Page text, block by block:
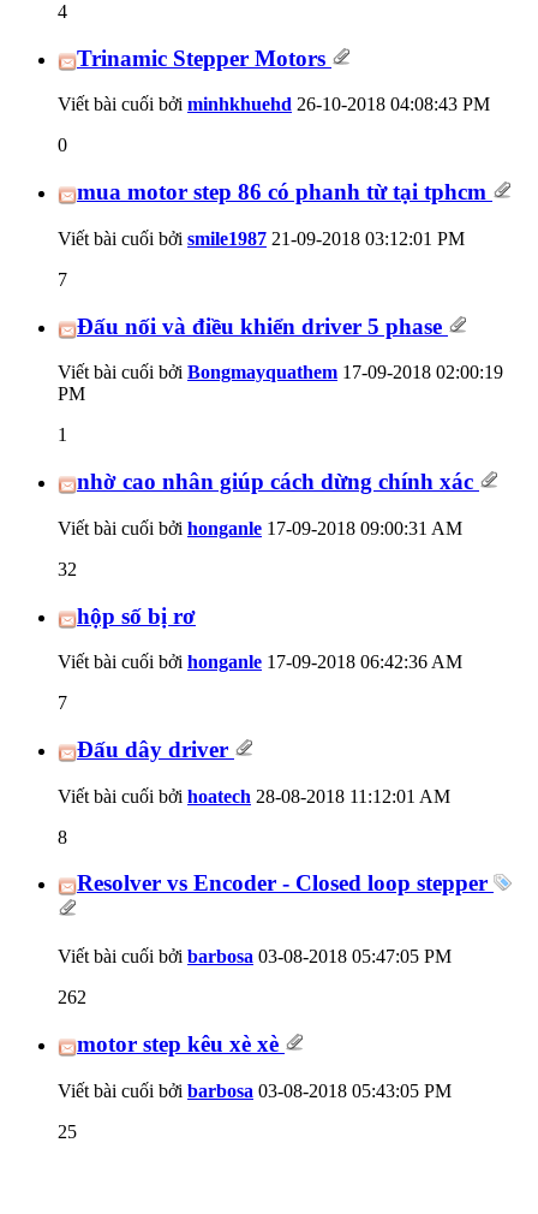
4
Trinamic Stepper Motors
Viết bài cuối bởi minhkhuehd 26-10-2018 04:08:43 PM
0
mua motor step 86 có phanh từ tại tphcm
Viết bài cuối bởi smile1987 21-09-2018 03:12:01 PM
7
Đấu nối và điều khiển driver 5 phase
Viết bài cuối bởi Bongmayquathem 17-09-2018 02:00:19
PM
1
nhờ cao nhân giúp cách dừng chính xác
Viết bài cuối bởi honganle 17-09-2018 09:00:31 AM
32
hộp số bị rơ
Viết bài cuối bởi honganle 17-09-2018 06:42:36 AM
7
Đấu dây driver
Viết bài cuối bởi hoatech 28-08-2018 11:12:01 AM
8
Resolver vs Encoder - Closed loop stepper
Viết bài cuối bởi barbosa 03-08-2018 05:47:05 PM
262
motor step kêu xè xè
Viết bài cuối bởi barbosa 03-08-2018 05:43:05 PM
25